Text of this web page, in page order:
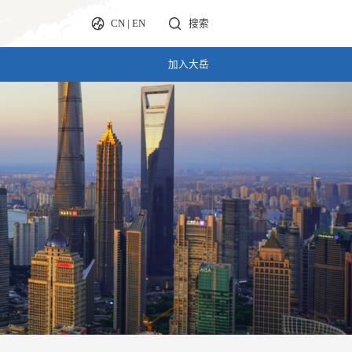
CN| EN 搜索
加入大岳